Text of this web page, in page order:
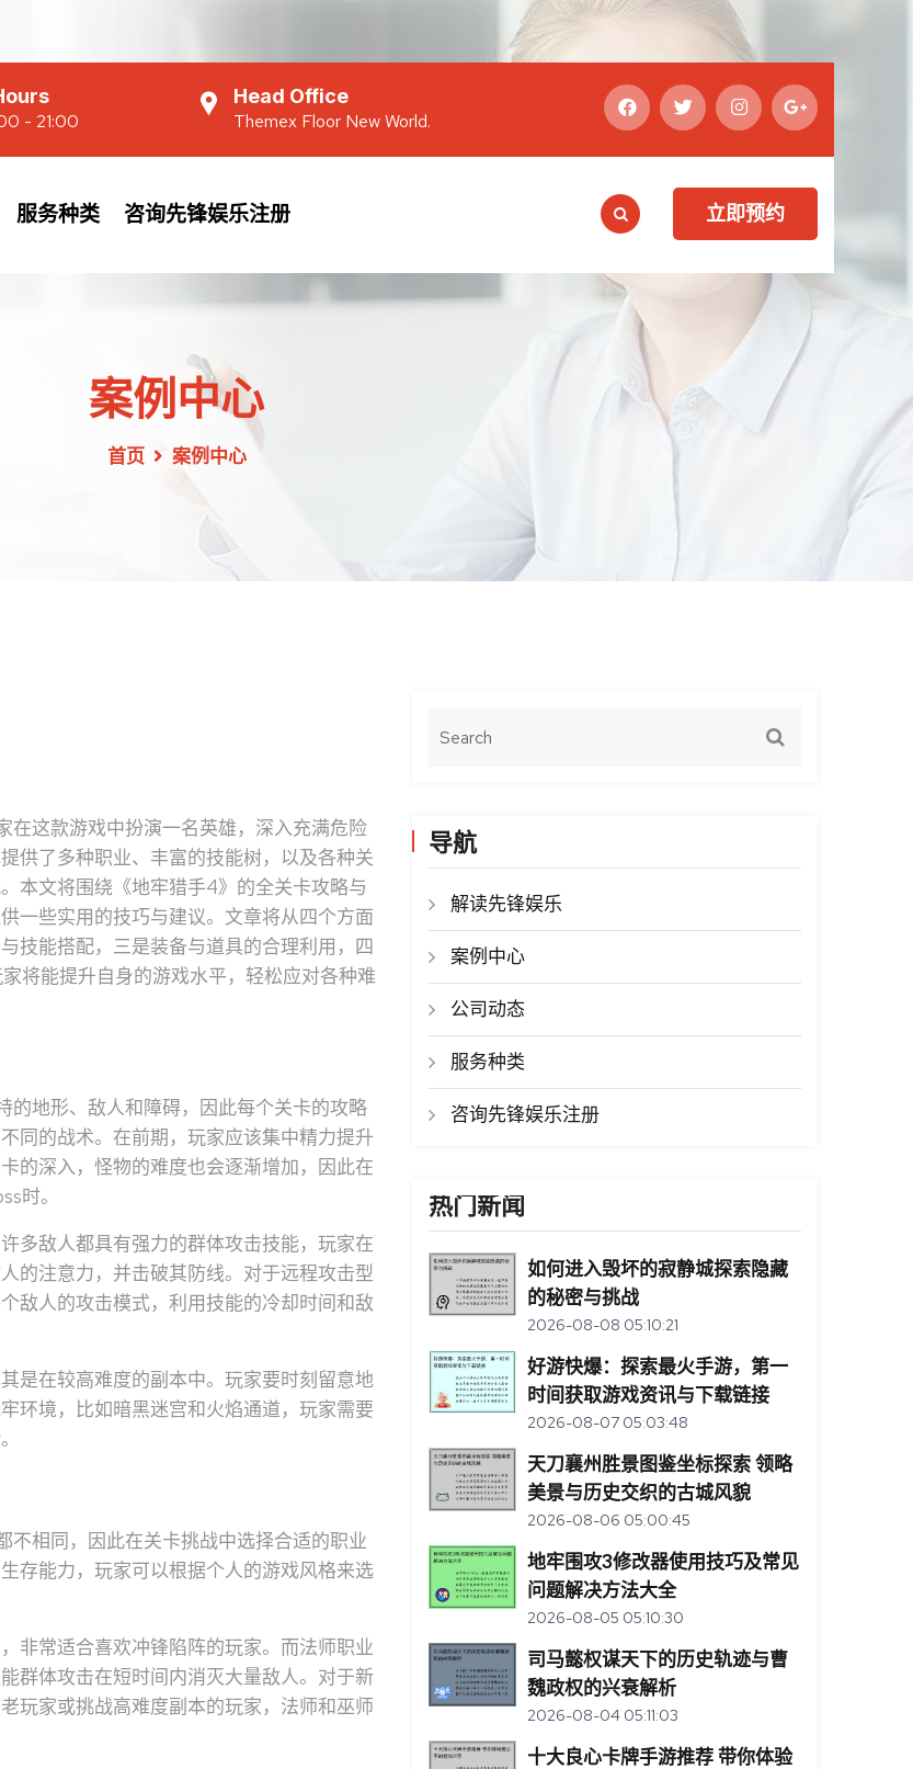
- 21:00
Head Office
Themex Floor New World.
服务种类 咨询先锋娱乐注册 立即预约
案例中心
首页 案例中心
在这款游戏中扮演一名英雄，深入充满危险
供了多种职业、丰富的技能树，以及各种关
本文将围绕《地牢猎手4》的全关卡攻略与
一些实用的技巧与建议。文章将从四个方面
技能搭配，三是装备与道具的合理利用，四
将能提升自身的游戏水平，轻松应对各种难
的地形、敌人和障碍，因此每个关卡的攻略
同的战术。在前期，玩家应该集中精力提升
的深入，怪物的难度也会逐渐增加，因此在
时。
多敌人都具有强力的群体攻击技能，玩家在
的注意力，并击破其防线。对于远程攻击型
敌人的攻击模式，利用技能的冷却时间和敌
是在较高难度的副本中。玩家要时刻留意地
环境，比如暗黑迷宫和火焰通道，玩家需要
不相同，因此在关卡挑战中选择合适的职业
存能力，玩家可以根据个人的游戏风格来选
非常适合喜欢冲锋陷阵的玩家。而法师职业
群体攻击在短时间内消灭大量敌人。对于新
玩家或挑战高难度副本的玩家，法师和巫师
导航
解读先锋娱乐
案例中心
公司动态
服务种类
咨询先锋娱乐注册
热门新闻
如何进入毁坏的寂静城探索隐藏
的秘密与挑战
2026-08-08 05:10:21
好游快爆：探索最火手游，第一
时间获取游戏资讯与下载链接
2026-08-07 05:03:48
天刀襄州胜景图鉴坐标探索 领略
美景与历史交织的古城风貌
2026-08-06 05:00:45
地牢围攻3修改器使用技巧及常见
问题解决方法大全
2026-08-05 05:10:30
司马懿权谋天下的历史轨迹与曹
魏政权的兴衰解析
2026-08-04 05:11:03
十大良心卡牌手游推荐 带你体验